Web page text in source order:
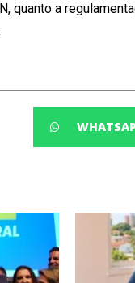
quanto a